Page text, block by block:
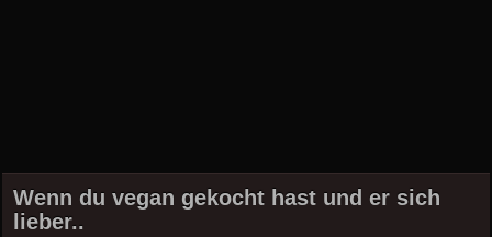
Wenn du vegan gekocht hast und er sich
lieber..